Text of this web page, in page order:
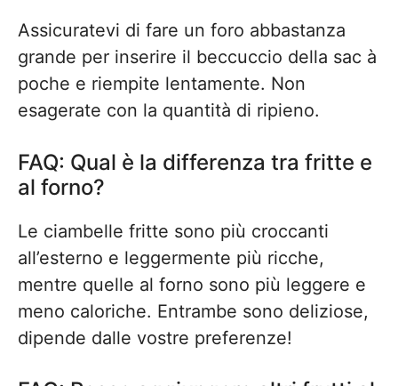
Assicuratevi di fare un foro abbastanza
grande per inserire il beccuccio della sac à
poche e riempite lentamente. Non
esagerate con la quantità di ripieno.
FAQ: Qual è la differenza tra fritte e
al forno?
Le ciambelle fritte sono più croccanti
all’esterno e leggermente più ricche,
mentre quelle al forno sono più leggere e
meno caloriche. Entrambe sono deliziose,
dipende dalle vostre preferenze!